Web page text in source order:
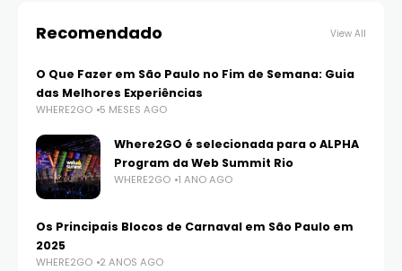
Recomendado View All
O Que Fazer em São Paulo no Fim de Semana: Guia
das Melhores Experiências
WHERE2GO 5 MESES AGO
Where2GO é selecionada para o ALPHA
Program da Web Summit Rio
WHERE2GO 1 ANO AGO
Os Principais Blocos de Carnaval em São Paulo em
2025
WHERE2GO 2 ANOS AGO